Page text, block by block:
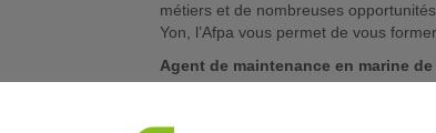
métiers et de nombreuses
Yon, l’Afpa vous permet de vous
Agent de maintenance en marine
Poser et régler le matériel, réparer la
l'accastillage, entretenir le matériel